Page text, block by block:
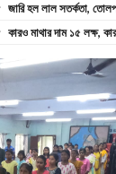
জারি হল লাল সতর্কতা,
কারও মাথার দাম ১৫ লক্ষ,